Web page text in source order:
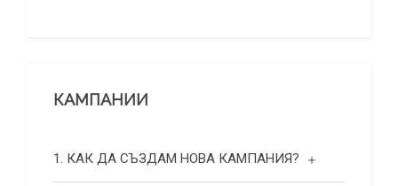
КАМПАНИИ
1. КАК ДА СЪЗДАМ НОВА КАМПАНИЯ?